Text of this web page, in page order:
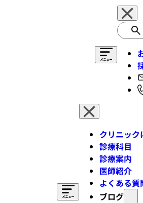
検
索
クリニック
診療科目
診療案内
医師紹介
よくある質
ブログ